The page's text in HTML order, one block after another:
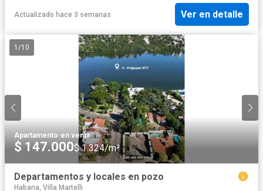
Actualizado hace 3 semanas Ver en detalle
1 /10
Apartamento·en venta
$ 147.000$ 1.324/m²
Departamentos y locales en pozo
Habana, Villa Martelli